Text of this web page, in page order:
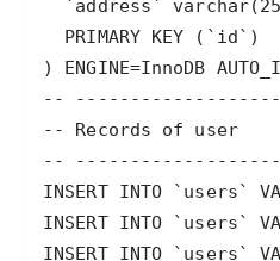
-- Records of user